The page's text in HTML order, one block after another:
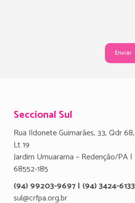
Seccional Sul
Rua Ildonete Guimarães, 33, Qdr 68,
Lt 19
Jardim Umuarama – Redenção/PA |
68552-185
(94) 99203-9697 | (94) 3424-6133
sul@crfpa.org.br